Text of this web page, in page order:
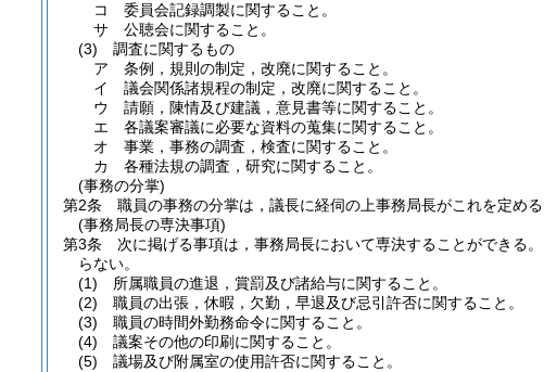
コ
委員会記録調製に関すること。
サ
公聴会に関すること。
(3)
調査に関するもの
ア
条例，規則の制定，改廃に関すること。
イ
議会関係諸規程の制定，改廃に関すること。
ウ
請願，陳情及び建議，意見書等に関すること。
エ
各議案審議に必要な資料の蒐集に関すること。
オ
事業，事務の調査，検査に関すること。
カ
各種法規の調査，研究に関すること。
(事務の分掌)
第2条
職員の事務の分掌は，議長に経伺の上事務局長がこれを定める
(事務局長の専決事項)
第3条
次に掲げる事項は，事務局長において専決することができる。
らない。
(1)
所属職員の進退，賞罰及び諸給与に関すること。
(2)
職員の出張，休暇，欠勤，早退及び忌引許否に関すること。
(3)
職員の時間外勤務命令に関すること。
(4)
議案その他の印刷に関すること。
(5)
議場及び附属室の使用許否に関すること。